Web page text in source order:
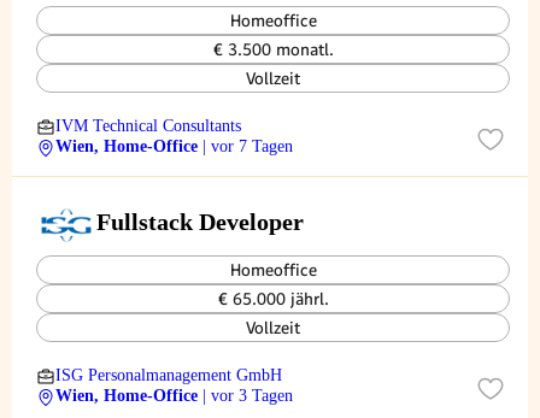
Homeoffice
€ 3.500 monatl.
Vollzeit
IVM Technical Consultants
Wien, Home-Office
| vor 7 Tagen
Fullstack Developer
Homeoffice
€ 65.000 jährl.
Vollzeit
ISG Personalmanagement GmbH
Wien, Home-Office
| vor 3 Tagen